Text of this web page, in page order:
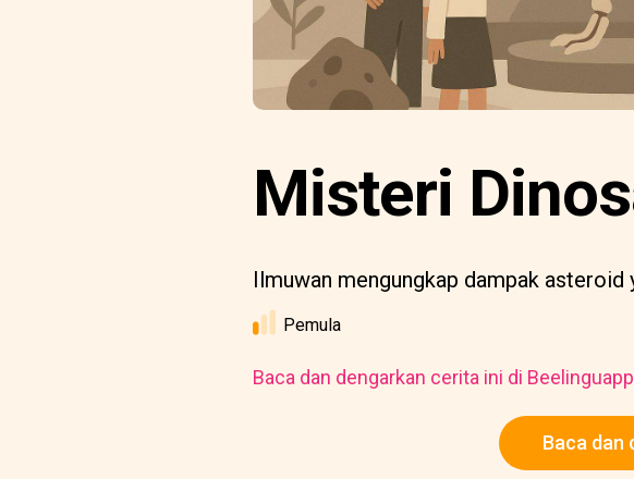
Misteri
Ilmuwan mengungkap dampak asteroid
Pemula
Baca dan dengarkan cerita ini di
Baca dan